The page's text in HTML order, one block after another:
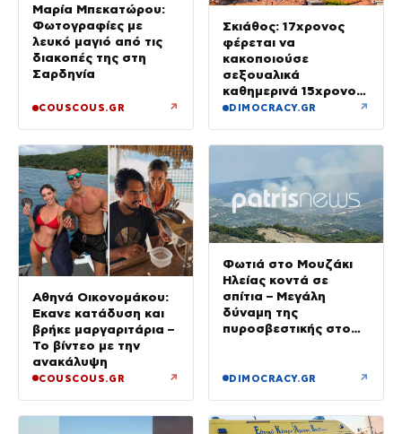
Μαρία Μπεκατώρου:
Φωτογραφίες με
λευκό μαγιό από τις
διακοπές της στη
Σαρδηνία
COUSCOUS.GR ↗
Σκιάθος: 17χρονος
φέρεται να
κακοποιούσε
σεξουαλικά
καθημερινά 15χρονο
και να τον εκβίαζε με
DIMOCRACY.GR ↗
Αθηνά Οικονομάκου:
Έκανε κατάδυση και
βρήκε μαργαριτάρια –
Το βίντεο με την
ανακάλυψη
COUSCOUS.GR ↗
Φωτιά στο Μουζάκι
Ηλείας κοντά σε
σπίτια – Μεγάλη
δύναμη της
πυροσβεστικής στο
DIMOCRACY.GR ↗